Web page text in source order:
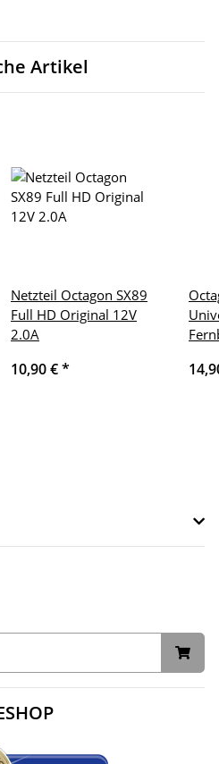
Artikel
Netzteil Octagon SX89
Full HD Original 12V
2.0A
10,90 €*